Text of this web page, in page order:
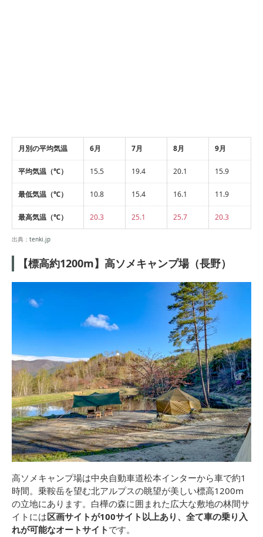
月別の平均気温 6月 7月 8月 9月
平均気温（℃） 15.5 19.4 20.1 15.9
最低気温（℃） 10.8 15.4 16.1 11.9
最高気温（℃） 20.3 25.1 25.7 20.3
出典： tenki.jp
【標高約1200m】高ソメキャンプ場（長野）
高ソメキャンプ場は中央自動車道松本インターから車で約1
時間。乗鞍岳を望む北アルプスの眺望が美しい標高1200m
の立地にあります。白樺の森に囲まれた広大な敷地の林間サ
イトには区画サイトが100サイト以上あり、全て車の乗り入
れが可能なオートサイト です。